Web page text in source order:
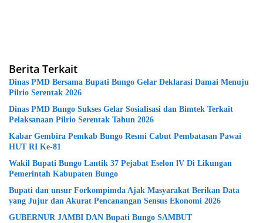
Berita Terkait
Dinas PMD Bersama Bupati Bungo Gelar Deklarasi Damai Menuju
Pilrio Serentak 2026
Dinas PMD Bungo Sukses Gelar Sosialisasi dan Bimtek Terkait
Pelaksanaan Pilrio Serentak Tahun 2026
Kabar Gembira Pemkab Bungo Resmi Cabut Pembatasan Pawai
HUT RI Ke-81
Wakil Bupati Bungo Lantik 37 Pejabat Eselon lV Di Likungan
Pemerintah Kabupaten Bungo
Bupati dan unsur Forkompimda Ajak Masyarakat Berikan Data
yang Jujur dan Akurat Pencanangan Sensus Ekonomi 2026
GUBERNUR JAMBI DAN Bupati Bungo SAMBUT